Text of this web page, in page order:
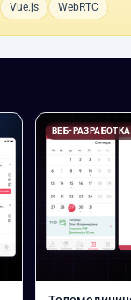
Vue.js WebRTC
ВЕБ-РАЗРАБОТКА